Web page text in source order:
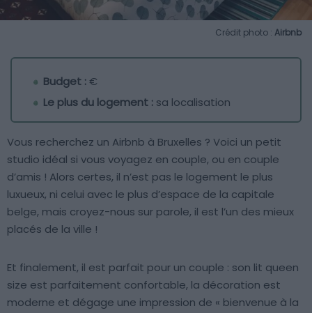
Crédit photo : Airbnb
Budget :€
Le plus du logement : sa localisation
Vous recherchez un Airbnb à Bruxelles ? Voici un petit
studio idéal si vous voyagez en couple, ou en couple
d’amis ! Alors certes, il n’est pas le logement le plus
luxueux, ni celui avec le plus d’espace de la capitale
belge, mais croyez-nous sur parole, il est l’un des mieux
placés de la ville !
Et finalement, il est parfait pour un couple : son lit queen
size est parfaitement confortable, la décoration est
moderne et dégage une impression de « bienvenue à la